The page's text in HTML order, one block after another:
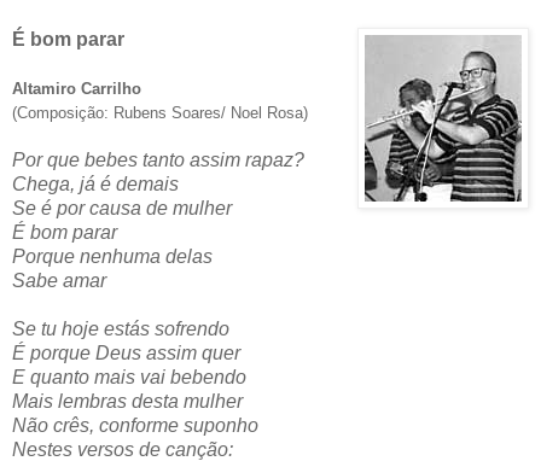
É bom parar
Altamiro Carrilho
(Composição: Rubens Soares/ Noel Rosa)
Por que bebes tanto assim rapaz?
Chega, já é demais
Se é por causa de mulher
É bom parar
Porque nenhuma delas
Sabe amar
Se tu hoje estás sofrendo
É porque Deus assim quer
E quanto mais vai bebendo
Mais lembras desta mulher
Não crês, conforme suponho
Nestes versos de canção: